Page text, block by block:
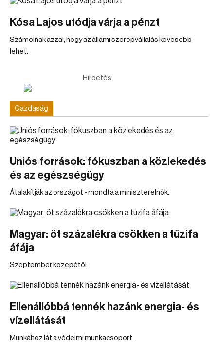
Kósa Lajos utódja várja a pénzt
Számolnak azzal, hogy az állami szerepvállalás kevesebb
lehet.
Hirdetés
Gazdaság
Uniós források: fókuszban a közlekedés
és az egészségügy
Átalakítják az országot - mondta a miniszterelnök.
Magyar: öt százalékra csökken a tűzifa
áfája
Szeptember közepétől.
Ellenállóbbá tennék hazánk energia- és
vízellátását
Munkához lát a védelmi munkacsoport.